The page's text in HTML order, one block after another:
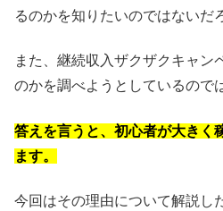
るのかを知りたいのではないだ
また、継続収入ザクザクキャン
のかを調べようとしているので
答えを言うと、初心者が大きく
ます。
今回はその理由について解説し